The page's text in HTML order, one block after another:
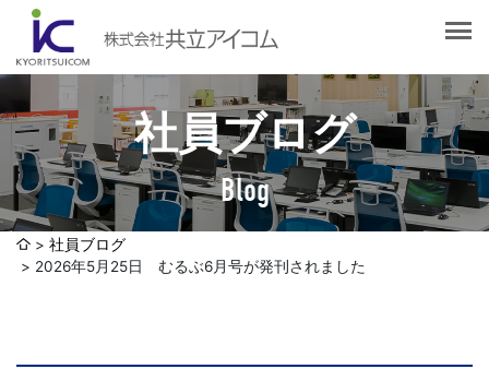
社員ブログ
Blog
会社概要
社長挨拶
企業理念
沿革
認証取得
選ばれる理由
サービス紹介
Web制作・ホームページ制作
発送代行・全国流通（ロジスティクス）
社員ブログ
2026年5月25日 むるぶ6月号が発刊されました